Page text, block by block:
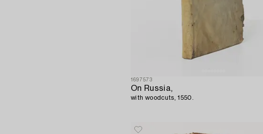
1697573
On Russia,
with woodcuts, 1550.